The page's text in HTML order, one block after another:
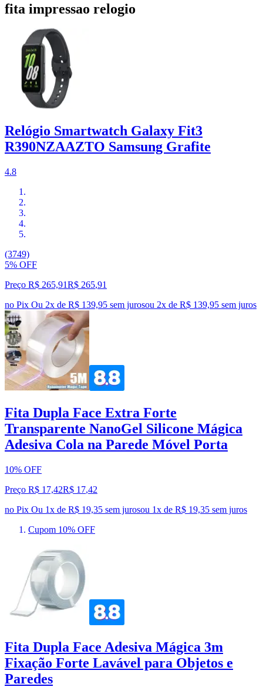
fita impressao relogio
Relógio Smartwatch Galaxy Fit3
R390NZAAZTO Samsung Grafite
4.8
(3749)
5% OFF
Preço R$ 265,91R$ 265,91
no Pix Ou 2x de R$ 139,95 sem jurosou 2x de R$ 139,95 sem juros
Fita Dupla Face Extra Forte
Transparente NanoGel Silicone Mágica
Adesiva Cola na Parede Móvel Porta
10% OFF
Preço R$ 17,42R$ 17,42
no Pix Ou 1x de R$ 19,35 sem jurosou 1x de R$ 19,35 sem juros
Cupom 10% OFF
Fita Dupla Face Adesiva Mágica 3m
Fixação Forte Lavável para Objetos e
Paredes